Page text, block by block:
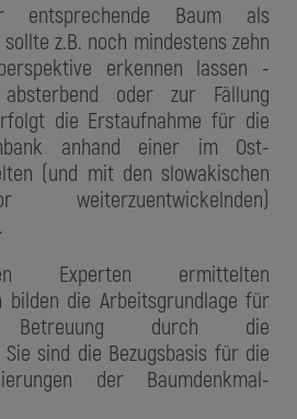
Baum als
z.B. noch mindestens zehn
erkennen lassen -
oder zur Fällung
die Erstaufnahme für die
anhand einer im Ost-
(und mit den slowakischen
ermittelten
bilden die Arbeitsgrundlage für
durch die
sind die Bezugsbasis für die
der Baumdenkmal-